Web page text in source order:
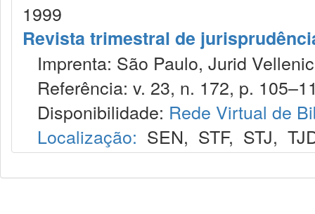
1999
Revista trimestral de
Imprenta: São Paulo, Jurid
Referência: v. 23, n. 172, p.
Disponibilidade: Rede Virtual de
Localização: SEN, STF, STJ,